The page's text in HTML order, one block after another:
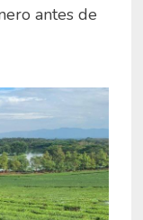
antes de